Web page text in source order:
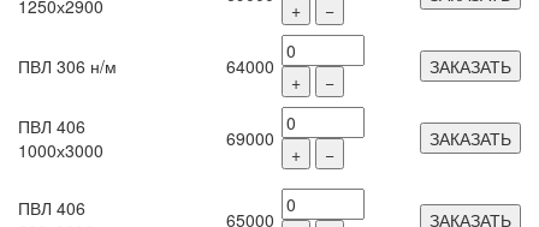
1250х2900
+ −
ПВЛ 306 н/м 64000
+ −
ЗАКАЗАТЬ
ПВЛ 406
1000х3000
69000
+ −
ЗАКАЗАТЬ
ПВЛ 406
65000 ЗАКАЗАТЬ